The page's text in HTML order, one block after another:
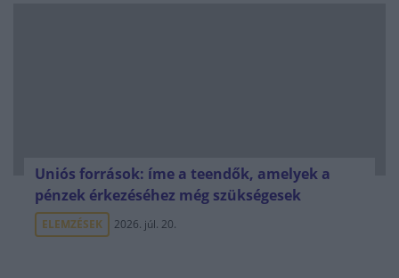
Uniós források: íme a teendők, amelyek a
pénzek érkezéséhez még szükségesek
ELEMZÉSEK 2026. júl. 20.